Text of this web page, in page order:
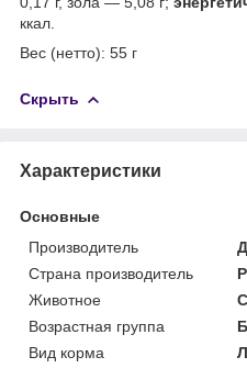
ккал.
Вес (нетто): 55 г
Скрыть
Характеристики
Основные
Производитель
Страна производитель
Животное
Возрастная группа
Вид корма